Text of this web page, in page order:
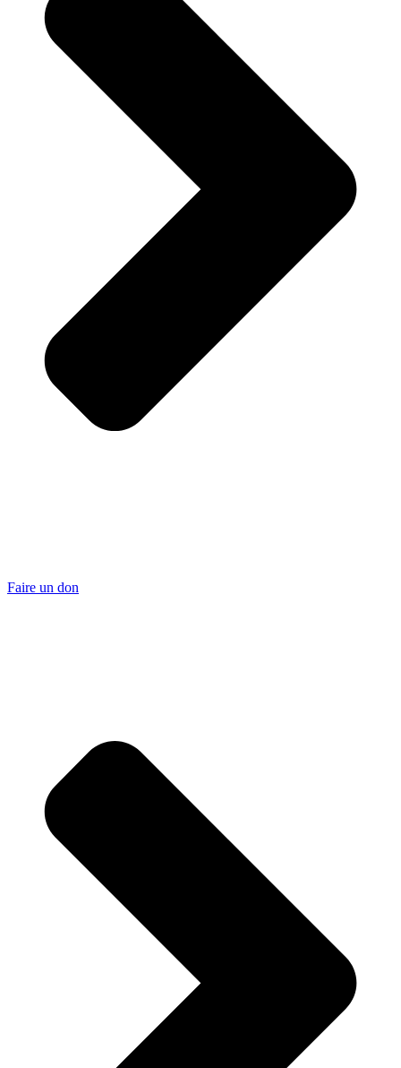
Faire un don